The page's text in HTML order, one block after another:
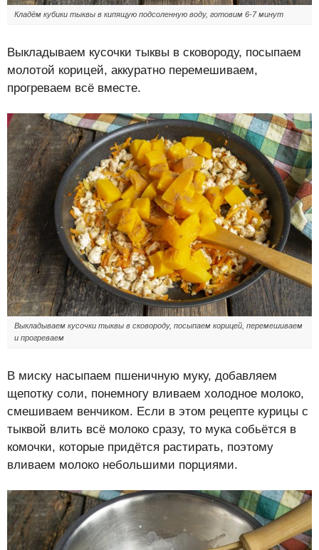
Кладём кубики тыквы в кипящую подсоленную воду, готовим 6-7 минут
Выкладываем кусочки тыквы в сковороду, посыпаем
молотой корицей, аккуратно перемешиваем,
прогреваем всё вместе.
Выкладываем кусочки тыквы в сковороду, посыпаем корицей, перемешиваем
и прогреваем
В миску насыпаем пшеничную муку, добавляем
щепотку соли, понемногу вливаем холодное молоко,
смешиваем венчиком. Если в этом рецепте курицы с
тыквой влить всё молоко сразу, то мука собьётся в
комочки, которые придётся растирать, поэтому
вливаем молоко небольшими порциями.